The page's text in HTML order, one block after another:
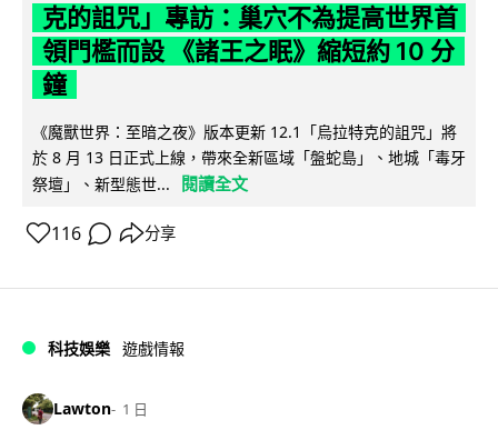
克的詛咒」專訪：巢穴不為提高世界首
領門檻而設 《諸王之眠》縮短約 10 分
鐘
《魔獸世界：至暗之夜》版本更新 12.1「烏拉特克的詛咒」將
於 8 月 13 日正式上線，帶來全新區域「盤蛇島」、地城「毒牙
祭壇」、新型態世...
閱讀全文
116 分享
科技娛樂 遊戲情報
Lawton 1 日